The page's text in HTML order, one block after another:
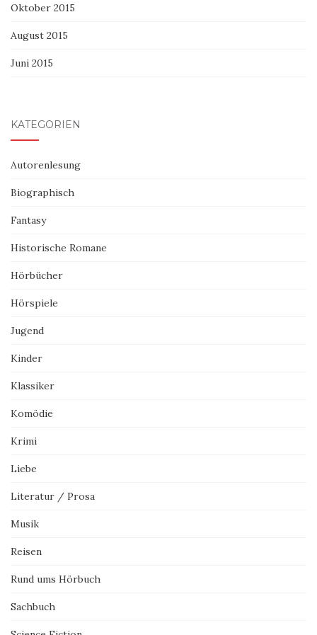
Oktober 2015
August 2015
Juni 2015
KATEGORIEN
Autorenlesung
Biographisch
Fantasy
Historische Romane
Hörbücher
Hörspiele
Jugend
Kinder
Klassiker
Komödie
Krimi
Liebe
Literatur / Prosa
Musik
Reisen
Rund ums Hörbuch
Sachbuch